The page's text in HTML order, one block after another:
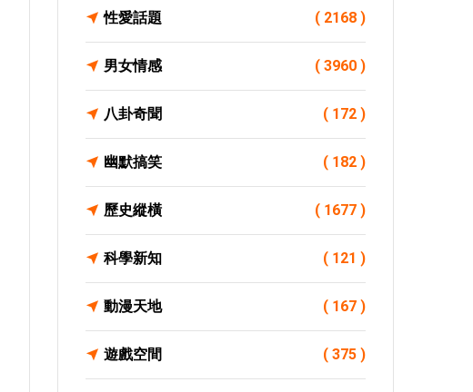
性愛話題 ( 2168 )
男女情感 ( 3960 )
八卦奇聞 ( 172 )
幽默搞笑 ( 182 )
歷史縱橫 ( 1677 )
科學新知 ( 121 )
動漫天地 ( 167 )
遊戲空間 ( 375 )